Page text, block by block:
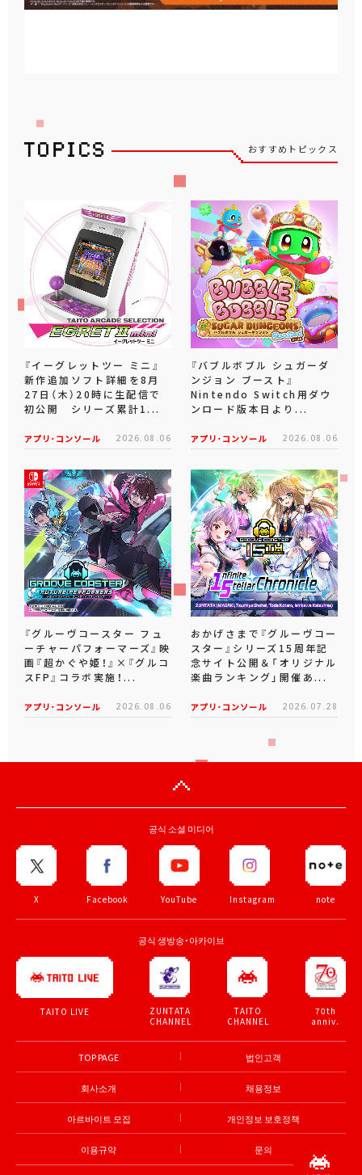
おすすめトピックス
『イーグレットツー ミニ』
新作追加ソフト詳細を8月
27日（木）20時に生配信で
初公開 シリーズ累計1...
アプリ･コンソール 2026.08.06
『バブルボブル シュガーダ
ンジョン ブースト』
Nintendo Switch用ダウ
ンロード版本日より...
アプリ･コンソール 2026.08.06
『グルーヴコースター フュ
ーチャーパフォーマーズ』映
画『超かぐや姫！』×『グルコ
スFP』コラボ実施！...
アプリ･コンソール 2026.08.06
おかげさまで『グルーヴコー
スター』シリーズ15周年記
念サイト公開＆「オリジナル
楽曲ランキング」開催あ...
アプリ･コンソール 2026.07.28
공식 소셜 미디어
X Facebook YouTube Instagram note
공식 생방송・아카이브
TAITO LIVE
ZUNTATA
CHANNEL
TAITO
CHANNEL
70th
anniv.
TOP PAGE 법인고객
회사소개 채용정보
아르바이트 모집 개인정보 보호정책
이용규약 문의